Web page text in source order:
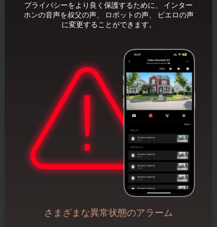
プライバシーをより良く保護するために、 インター
ホンの音声を叔父の声、 ロボットの声、 ピエロの声
に変更することができます。
さまざまな異常状態のアラーム